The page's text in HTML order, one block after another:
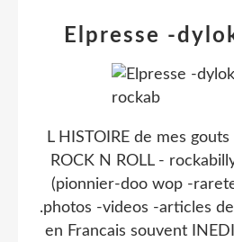
Elpresse -
L HISTOIRE de mes
ROCK N ROLL -
(pionnier-doo wop -
.photos -videos -articles
en Francais souvent